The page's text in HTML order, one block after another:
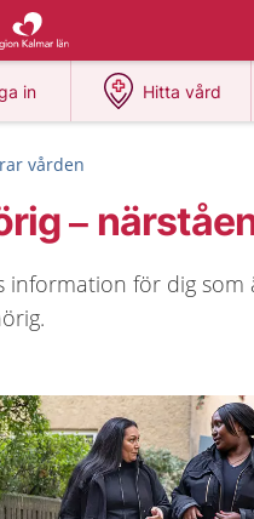
för 1177
Du har valt region
in
Hitta vård
på 1177.se
vården
–
information för dig som